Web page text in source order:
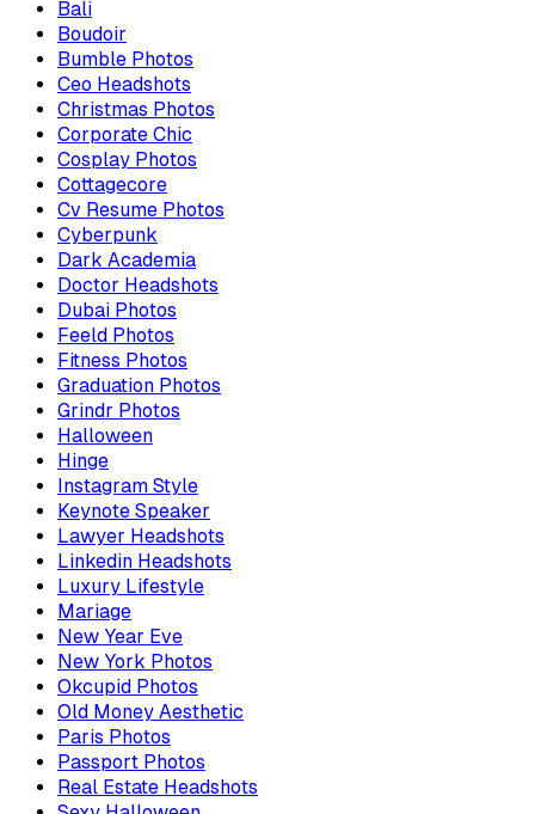
Bali
Boudoir
Bumble Photos
Ceo Headshots
Christmas Photos
Corporate Chic
Cosplay Photos
Cottagecore
Cv Resume Photos
Cyberpunk
Dark Academia
Doctor Headshots
Dubai Photos
Feeld Photos
Fitness Photos
Graduation Photos
Grindr Photos
Halloween
Hinge
Instagram Style
Keynote Speaker
Lawyer Headshots
Linkedin Headshots
Luxury Lifestyle
Mariage
New Year Eve
New York Photos
Okcupid Photos
Old Money Aesthetic
Paris Photos
Passport Photos
Real Estate Headshots